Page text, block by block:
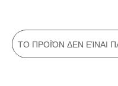
ΤΟ ΠΡΟΪΌΝ ΔΕΝ ΕΊΝΑΙ